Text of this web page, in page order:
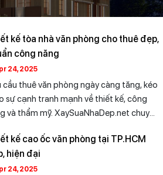
kế tòa nhà văn phòng cho thuê đẹp,
công năng
24, 2025
cầu thuê văn phòng ngày càng tăng, kéo
sự cạnh tranh mạnh về thiết kế, công
và thẩm mỹ. XaySuaNhaDep.net chuyên
pháp tối ưu về mặt bằng, hệ thống kỹ
và kiến trúc hiện đại, giúp gia tăng giá
tư. Từ mô hình văn phòng mini, tòa nhà
kế cao ốc văn phòng tại TP.HCM
hiện đại
24, 2025